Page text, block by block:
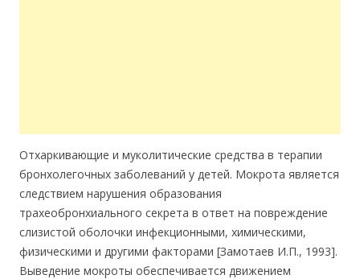
Отхаркивающие и муколитические средства в терапии
бронхолегочных заболеваний у детей. Мокрота является
следствием нарушения образования
трахеобронхиального секрета в ответ на повреждение
слизистой оболочки инфекционными, химическими,
физическими и другими факторами [Замотаев И.П., 1993].
Выведение мокроты обеспечивается движением